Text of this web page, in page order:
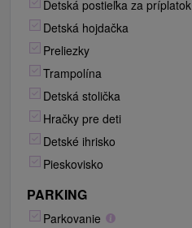
Detská postieľka za príplatok
Detská hojdačka
Preliezky
Trampolína
Detská stolička
Hračky pre deti
Detské ihrisko
Pieskovisko
PARKING
Parkovanie